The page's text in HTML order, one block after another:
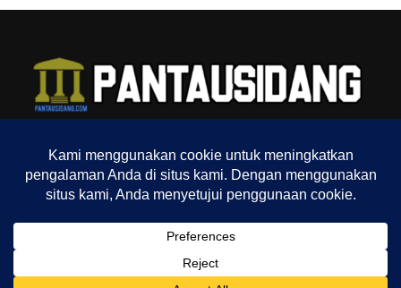
YOUTUBE CHANNEL